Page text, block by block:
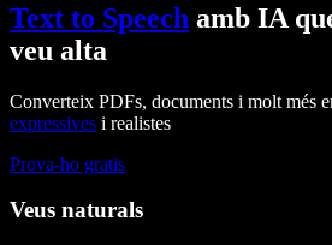
Text to Speech amb IA
veu alta
Converteix PDFs, documents i molt més
expressives i realistes
Prova-ho gratis
Veus naturals